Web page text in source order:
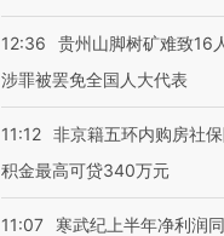
12:36
贵州山脚树矿难致16
涉罪被罢免全国人大代表
11:12 非京籍五环内购房社
积金最高可贷340万元
11:07
寒武纪上半年净利润